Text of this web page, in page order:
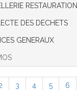
RESTAURATION
DES DECHETS
GENERAUX
3 4 5 6